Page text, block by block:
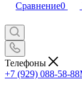
Сравнение0
Телефоны
+7 (929) 088-58-88